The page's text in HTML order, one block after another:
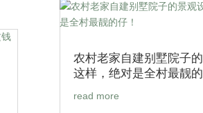
农村老家自建别墅院子
这样，绝对是全村最靓的
read more